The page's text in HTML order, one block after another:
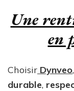
Une
en
Choisir Dynveo
durable,